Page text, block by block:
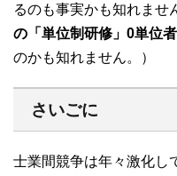
るのも事実かも知れませ
の「単位制研修」0単位
のかも知れません。）
さいごに
士業間競争は年々激化し